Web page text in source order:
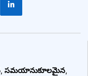
, సమయానుకూలమైన,